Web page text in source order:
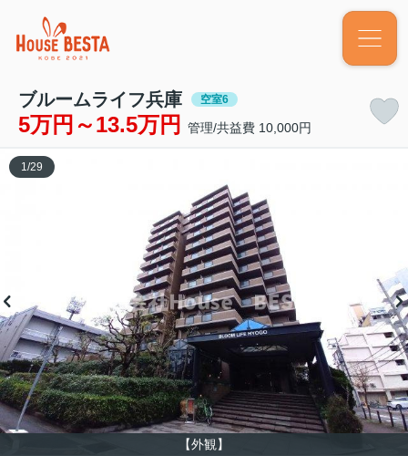
ブルームライフ兵庫 空室6
5万円～13.5万円 管理/共益費 10,000円
【外観】
1 /29